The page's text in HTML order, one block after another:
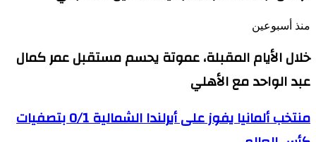
منذ أسبوعين
خلال الأيام المقبلة، عموتة يحسم مستقبل عمر كمال
عبد الواحد مع الأهلي
منتخب
ألمانيا
يفوز
منتخب ألمانيا يفوز على أيرلندا الشمالية 0/1 بتصفيات